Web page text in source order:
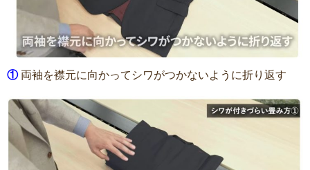
①両袖を襟元に向かってシワがつかないように折り返す